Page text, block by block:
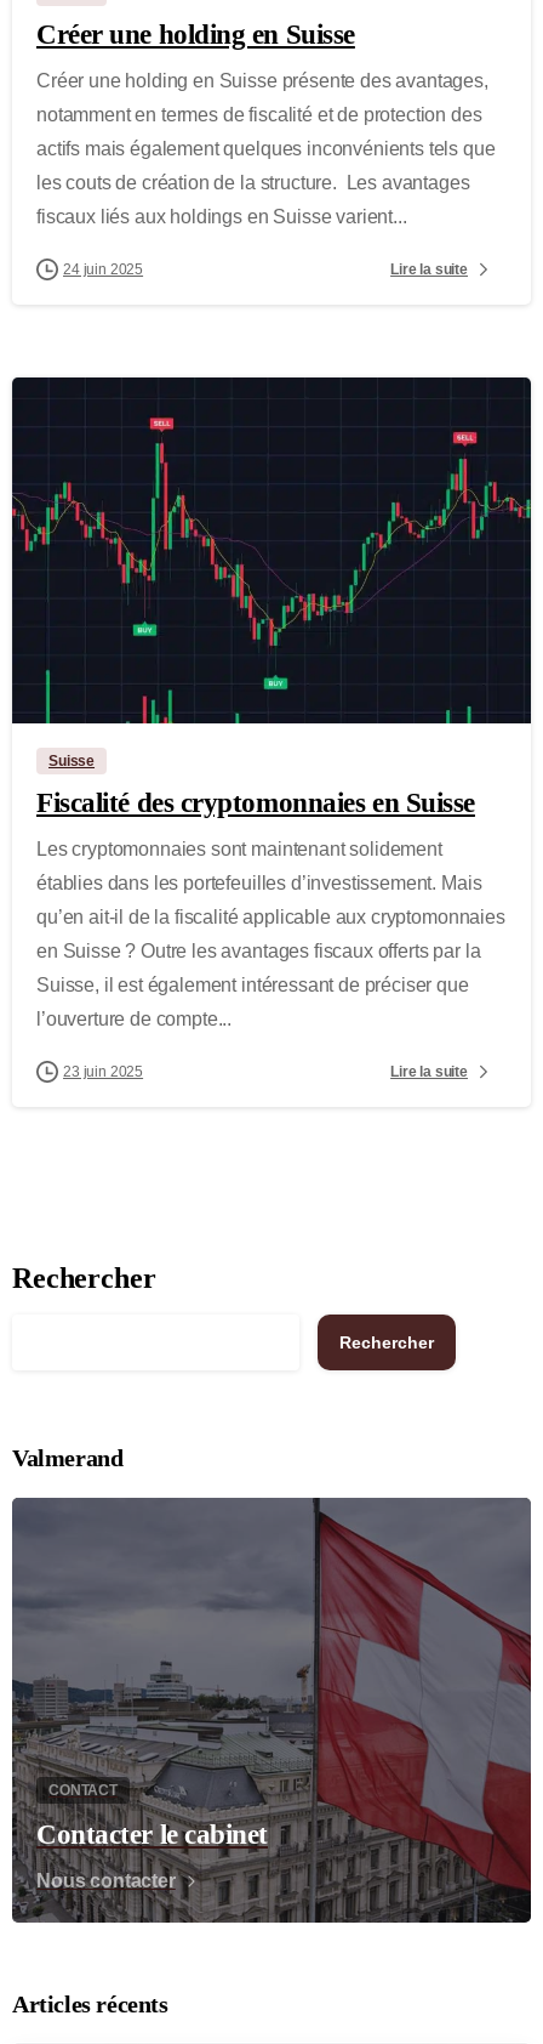
Créer une holding en Suisse
Créer une holding en Suisse présente des avantages,
notamment en termes de fiscalité et de protection des
actifs mais également quelques inconvénients tels que
les couts de création de la structure. Les avantages
fiscaux liés aux holdings en Suisse varient...
24 juin 2025 Lire la suite
Suisse
Fiscalité des cryptomonnaies en Suisse
Les cryptomonnaies sont maintenant solidement
établies dans les portefeuilles d’investissement. Mais
qu’en ait-il de la fiscalité applicable aux cryptomonnaies
en Suisse ? Outre les avantages fiscaux offerts par la
Suisse, il est également intéressant de préciser que
l’ouverture de compte...
23 juin 2025 Lire la suite
Rechercher
Rechercher
Valmerand
CONTACT
Contacter le cabinet
Nous contacter
Articles récents